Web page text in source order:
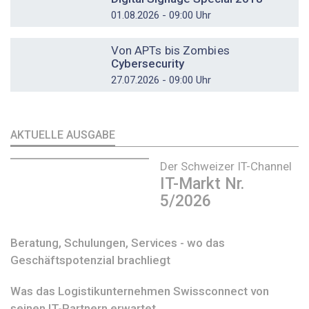
01.08.2026 - 09:00 Uhr
Von APTs bis Zombies
Cybersecurity
27.07.2026 - 09:00 Uhr
AKTUELLE AUSGABE
Der Schweizer IT-Channel
IT-Markt Nr.
5/2026
Beratung, Schulungen, Services - wo das
Geschäftspotenzial brachliegt
Was das Logistikunternehmen Swissconnect von